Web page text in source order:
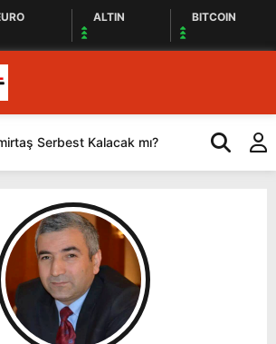
ALTIN BITCOIN
Serbest Kalacak mı?
YENİ Parti
Önemli